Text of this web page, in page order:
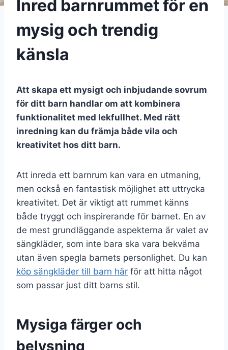
Inred barnrummet för en
mysig och trendig
känsla
Att skapa ett mysigt och inbjudande sovrum
för ditt barn handlar om att kombinera
funktionalitet med lekfullhet. Med rätt
inredning kan du främja både vila och
kreativitet hos ditt barn.
Att inreda ett barnrum kan vara en utmaning,
men också en fantastisk möjlighet att uttrycka
kreativitet. Det är viktigt att rummet känns
både tryggt och inspirerande för barnet. En av
de mest grundläggande aspekterna är valet av
sängkläder, som inte bara ska vara bekväma
utan även spegla barnets personlighet. Du kan
köp sängkläder till barn här för att hitta något
som passar just ditt barns stil.
Mysiga färger och
belysning